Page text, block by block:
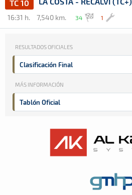
TC 10
16:31 h. 7,540 km. 34 1
RESULTADOS OFICIALES
Clasificación Final
MÁS INFORMACIÓN
Tablón Oficial